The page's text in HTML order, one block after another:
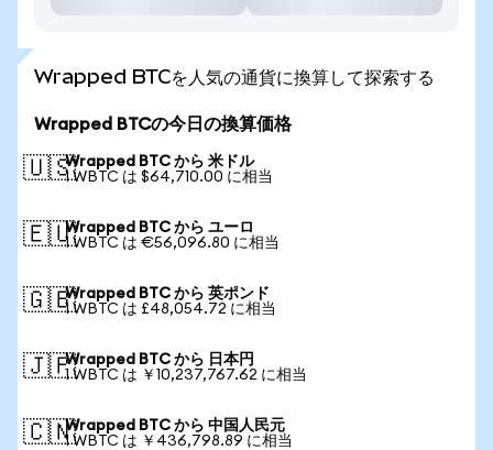
Wrapped BTCを人気の通貨に換算して探索する
Wrapped BTCの今日の換算価格
🇺🇸Wrapped BTC から 米ドル
1 WBTC は $64,710.00 に相当
🇪🇺Wrapped BTC から ユーロ
1 WBTC は €56,096.80 に相当
🇬🇧Wrapped BTC から 英ポンド
1 WBTC は £48,054.72 に相当
🇯🇵Wrapped BTC から 日本円
1 WBTC は ￥10,237,767.62 に相当
🇨🇳Wrapped BTC から 中国人民元
1 WBTC は ￥436,798.89 に相当